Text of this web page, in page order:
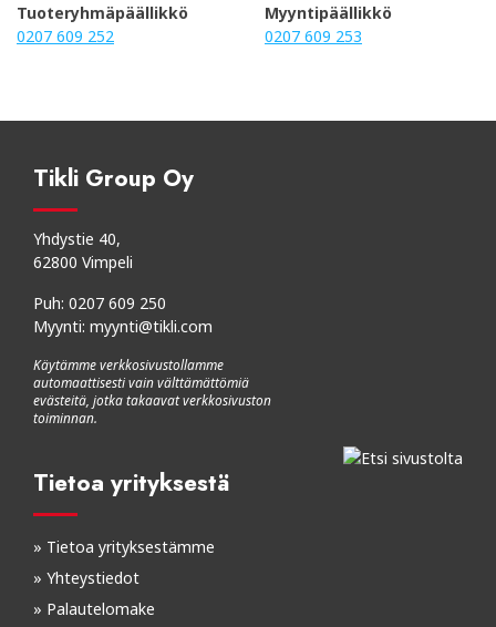
Tuoteryhmäpäällikkö
0207 609 252
Myyntipäällikkö
0207 609 253
Tikli Group Oy
Yhdystie 40,
62800 Vimpeli
Puh: 0207 609 250
Myynti: myynti@tikli.com
Käytämme verkkosivustollamme
automaattisesti vain välttämättömiä
evästeitä, jotka takaavat verkkosivuston
toiminnan.
Tietoa yrityksestä
» Tietoa yrityksestämme
» Yhteystiedot
» Palautelomake